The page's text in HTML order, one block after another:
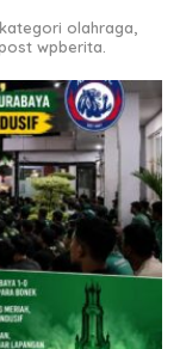
olahraga,
wpberita.